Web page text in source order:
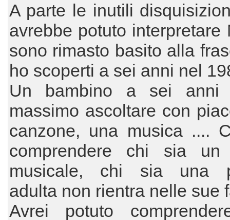
A parte le inutili
avrebbe potuto interpretare
sono rimasto basito alla
ho scoperti a sei anni nel
Un bambino a sei anni
massimo ascoltare con
canzone, una musica ....
comprendere chi sia un
musicale, chi sia una
adulta non rientra nelle sue
Avrei potuto